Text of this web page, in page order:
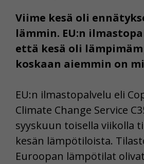
Viime kesä oli
lämmin. EU:n
että kesä oli
koskaan aiemmin on
EU:n ilmastopalvelu eli
Climate Change Service
syyskuun toisella viikolla
kesän lämpötiloista.
Euroopan lämpötilat